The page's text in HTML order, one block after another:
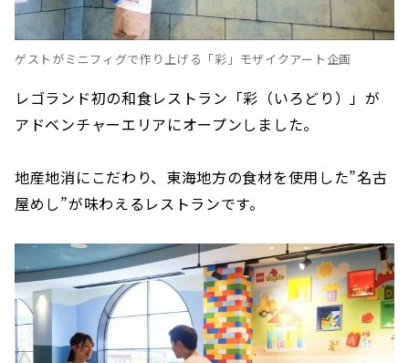
ゲストがミニフィグで作り上げる「彩」モザイクアート企画
レゴランド初の和食レストラン「彩（いろどり）」が
アドベンチャーエリアにオープンしました。
地産地消にこだわり、東海地方の食材を使用した”名古
屋めし”が味わえるレストランです。